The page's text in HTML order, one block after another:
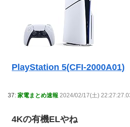
PlayStation 5(CFI-2000A01)
37: 家電まとめ速報 2024/02/17(土)
4Kの有機ELやね